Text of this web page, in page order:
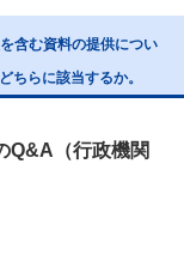
ー部
含む資料の提供につい
ちらに該当するか。
Q&A（行政機関